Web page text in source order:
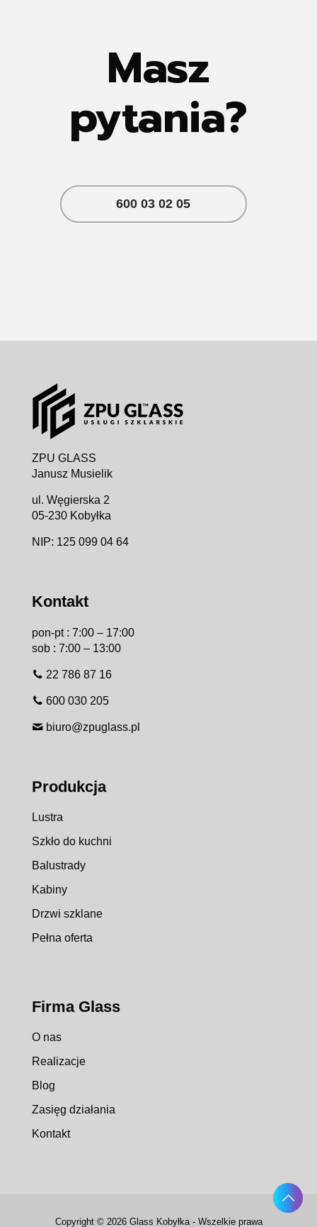
Masz
pytania?
600 03 02 05
ZPU GLASS
Janusz Musielik
ul. Węgierska 2
05-230 Kobyłka
NIP: 125 099 04 64
Kontakt
pon-pt : 7:00 – 17:00
sob : 7:00 – 13:00
22 786 87 16
600 030 205
biuro@zpuglass.pl
Produkcja
Lustra
Szkło do kuchni
Balustrady
Kabiny
Drzwi szklane
Pełna oferta
Firma Glass
O nas
Realizacje
Blog
Zasięg działania
Kontakt
Copyright © 2026 Glass Kobyłka - Wszelkie prawa